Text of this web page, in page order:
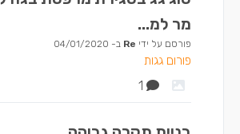
מר למ...
פורסם על ידי Re ב- 04/01/2020
פורום גגות
1